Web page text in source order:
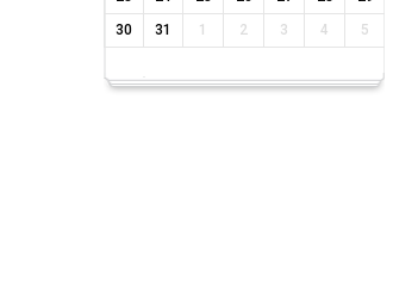
30
31 1 2 3 4 5